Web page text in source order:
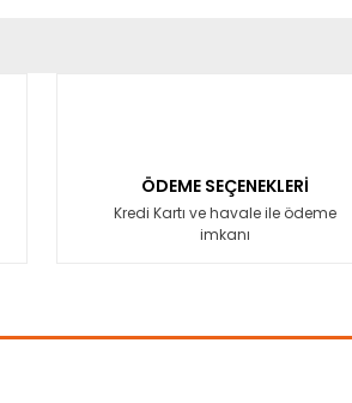
ÖDEME SEÇENEKLERİ
Kredi Kartı ve havale ile ödeme
imkanı